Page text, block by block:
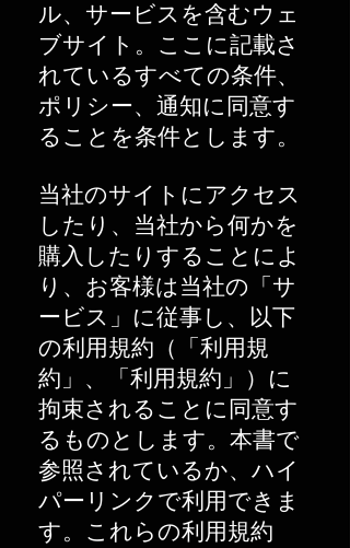
ル、サービスを含むウェ
ブサイト。ここに記載さ
れているすべての条件、
ポリシー、通知に同意す
ることを条件とします。
当社のサイトにアクセス
したり、当社から何かを
購入したりすることによ
り、お客様は当社の「サ
ービス」に従事し、以下
の利用規約（「利用規
約」、「利用規約」）に
拘束されることに同意す
るものとします。本書で
参照されているか、ハイ
パーリンクで利用できま
す。これらの利用規約